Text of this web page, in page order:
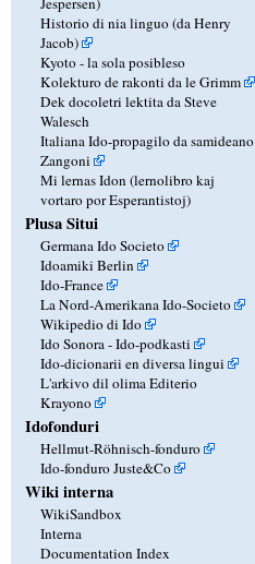
Historio di nia linguo (da Henry
Jacob)
Kyoto - la sola posibleso
Kolekturo de rakonti da le Grimm
Dek docoletri lektita da Steve
Walesch
Italiana Ido-propagilo da samideano
Zangoni
Mi lernas Idon (lernolibro kaj
vortaro por Esperantistoj)
Plusa Situi
Germana Ido Societo
Idoamiki Berlin
Ido-France
La Nord-Amerikana Ido-Societo
Wikipedio di Ido
Ido Sonora - Ido-podkasti
Ido-dicionarii en diversa lingui
L'arkivo dil olima Editerio
Krayono
Idofonduri
Hellmut-Röhnisch-fonduro
Ido-fonduro Juste&Co
Wiki interna
WikiSandbox
Interna
Documentation Index